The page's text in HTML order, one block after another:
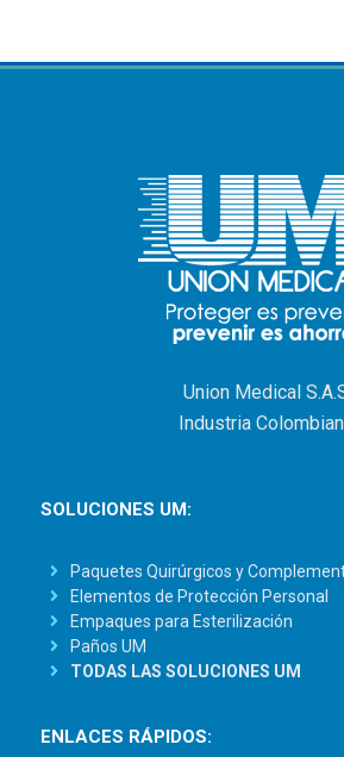
Union Medical
Industria
SOLUCIONES UM:
Paquetes Quirúrgicos y
Elementos de Protección Personal
Empaques para Esterilización
Paños UM
TODAS LAS SOLUCIONES UM
ENLACES RÁPIDOS: